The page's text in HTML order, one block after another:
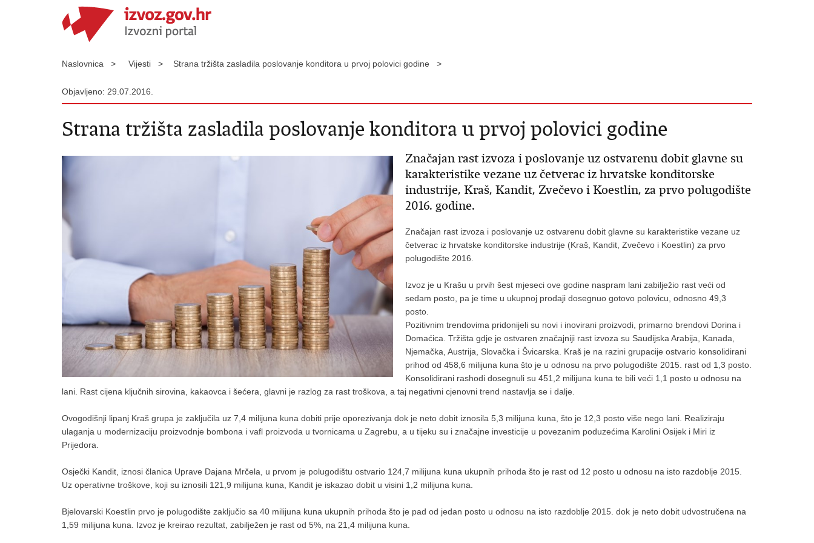
Naslovnica > Vijesti > Strana tržišta zasladila poslovanje konditora u prvoj polovici godine >
Objavljeno: 29.07.2016.
Strana tržišta zasladila poslovanje konditora u prvoj polovici godine
Značajan rast izvoza i poslovanje uz ostvarenu dobit glavne su
karakteristike vezane uz četverac iz hrvatske konditorske
industrije, Kraš, Kandit, Zvečevo i Koestlin, za prvo polugodište
2016. godine.
Značajan rast izvoza i poslovanje uz ostvarenu dobit glavne su karakteristike vezane uz
četverac iz hrvatske konditorske industrije (Kraš, Kandit, Zvečevo i Koestlin) za prvo
polugodište 2016.
Izvoz je u Krašu u prvih šest mjeseci ove godine naspram lani zabilježio rast veći od
sedam posto, pa je time u ukupnoj prodaji dosegnuo gotovo polovicu, odnosno 49,3
posto.
Pozitivnim trendovima pridonijeli su novi i inovirani proizvodi, primarno brendovi Dorina i
Domaćica. Tržišta gdje je ostvaren značajniji rast izvoza su Saudijska Arabija, Kanada,
Njemačka, Austrija, Slovačka i Švicarska. Kraš je na razini grupacije ostvario konsolidirani
prihod od 458,6 milijuna kuna što je u odnosu na prvo polugodište 2015. rast od 1,3 posto.
Konsolidirani rashodi dosegnuli su 451,2 milijuna kuna te bili veći 1,1 posto u odnosu na
lani. Rast cijena ključnih sirovina, kakaovca i šećera, glavni je razlog za rast troškova, a taj negativni cjenovni trend nastavlja se i dalje.
Ovogodišnji lipanj Kraš grupa je zaključila uz 7,4 milijuna kuna dobiti prije oporezivanja dok je neto dobit iznosila 5,3 milijuna kuna, što je 12,3 posto više nego lani. Realiziraju
ulaganja u modernizaciju proizvodnje bombona i vafl proizvoda u tvornicama u Zagrebu, a u tijeku su i značajne investicije u povezanim poduzećima Karolini Osijek i Miri iz
Prijedora.
Osječki Kandit, iznosi članica Uprave Dajana Mrčela, u prvom je polugodištu ostvario 124,7 milijuna kuna ukupnih prihoda što je rast od 12 posto u odnosu na isto razdoblje 2015.
Uz operativne troškove, koji su iznosili 121,9 milijuna kuna, Kandit je iskazao dobit u visini 1,2 milijuna kuna.
Bjelovarski Koestlin prvo je polugodište zaključio sa 40 milijuna kuna ukupnih prihoda što je pad od jedan posto u odnosu na isto razdoblje 2015. dok je neto dobit udvostručena na
1,59 milijuna kuna. Izvoz je kreirao rezultat, zabilježen je rast od 5%, na 21,4 milijuna kuna.